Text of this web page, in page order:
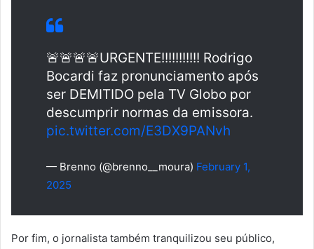
🚨🚨🚨🚨URGENTE!!!!!!!!!!! Rodrigo
Bocardi faz pronunciamento após
ser DEMITIDO pela TV Globo por
descumprir normas da emissora.
pic.twitter.com/E3DX9PANvh
— Brenno (@brenno__moura) February 1,
2025
Por fim, o jornalista também tranquilizou seu público,